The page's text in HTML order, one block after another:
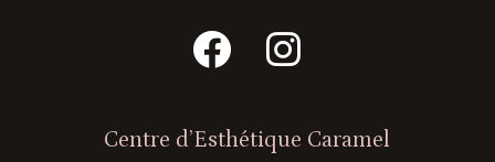
Centre d’Esthétique Caramel